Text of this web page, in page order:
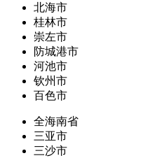
北海市
桂林市
崇左市
防城港市
河池市
钦州市
百色市
全海南省
三亚市
三沙市